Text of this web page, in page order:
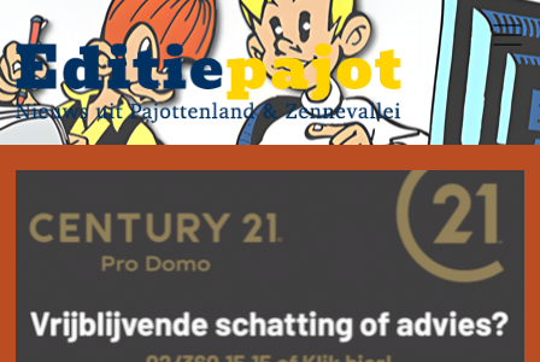
Overslaan en naar de inhoud gaan